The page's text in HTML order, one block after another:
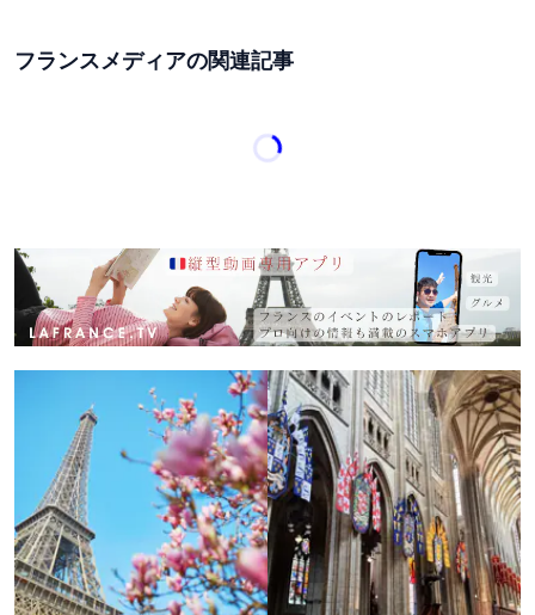
フランスメディアの関連記事